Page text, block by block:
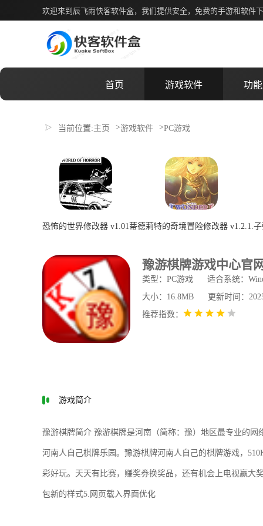
豫游棋牌游戏中心官网电脑版
欢迎来到辰飞雨快客软件盒，我们提供安全，免费的手游和软件
首页 游戏软件 功
当前位置:主页 >游戏软件 >PC游戏
恐怖的世界修改器 v1.01蒂德莉特的奇境冒险修改器 v1.2.1.
豫游棋牌游戏中心官
类型：PC游戏
适合系统：
大小：16.8MB
更新时间：
推荐指数：
游戏简介
豫游棋牌简介 豫游棋牌是河南（简称：豫）地区最专业的
河南人自己棋牌乐园。豫游棋牌河南人自己的棋牌游戏，
彩好玩。天天有比赛，赚奖券换奖品，还有机会上电视赢大
包新的样式5.网页载入界面优化